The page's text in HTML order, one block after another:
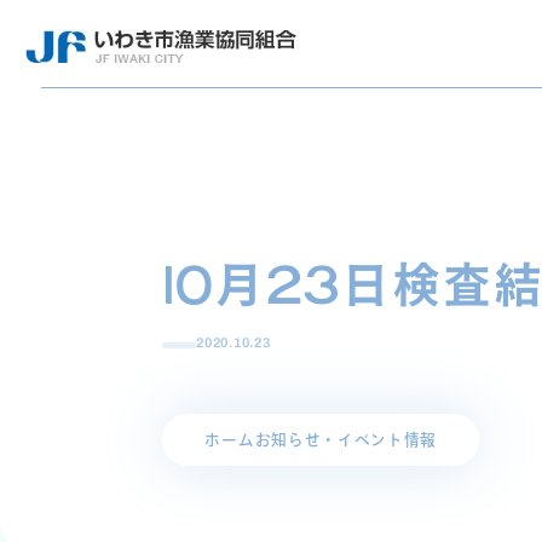
10月23日検査
2020.10.23
ホーム お知らせ・イベント情報